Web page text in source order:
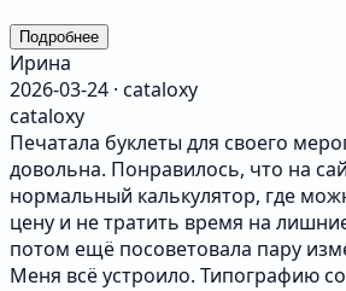
Подробнее
Ирина
2026-03-24 · cataloxy
cataloxy
Печатала буклеты для своего
довольна. Понравилось, что на
нормальный калькулятор, где
цену и не тратить время на
потом ещё посоветовала пару
Меня всё устроило. Типографию